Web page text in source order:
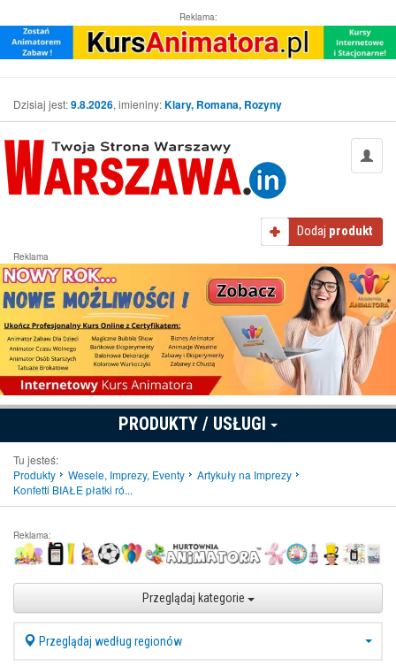
Reklama:
Dzisiaj jest:9.8.2026, imieniny:Klary, Romana, Rozyny
Dodaj produkt
Reklama
PRODUKTY / USŁUGI
Tu jesteś:
Produkty
Wesele, Imprezy, Eventy
Artykuły na Imprezy
Konfetti BIAŁE płatki ró...
Reklama:
Przeglądaj kategorie
Przeglądaj według regionów